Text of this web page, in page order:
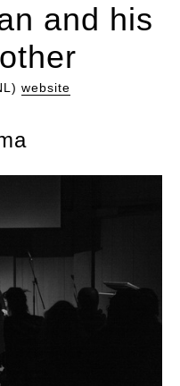
and his
website